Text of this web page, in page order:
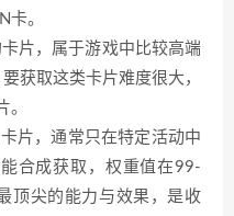
卡。
片，属于游戏中比较高端
获取这类卡片难度很大，
。
片，通常只在特定活动中
合成获取，权重值在99-
顶尖的能力与效果，是收